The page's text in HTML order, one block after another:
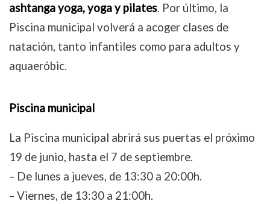
ashtanga yoga, yoga y pilates. Por último, la
Piscina municipal volverá a acoger clases de
natación, tanto infantiles como para adultos y
aquaeróbic.
Piscina municipal
La Piscina municipal abrirá sus puertas el próximo
19 de junio, hasta el 7 de septiembre.
– De lunes a jueves, de 13:30 a 20:00h.
– Viernes, de 13:30 a 21:00h.